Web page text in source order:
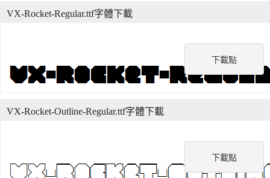
下載點
VX-Rocket-Regular.ttf字體下載
下載點
VX-Rocket-Outline-Regular.ttf字體下載